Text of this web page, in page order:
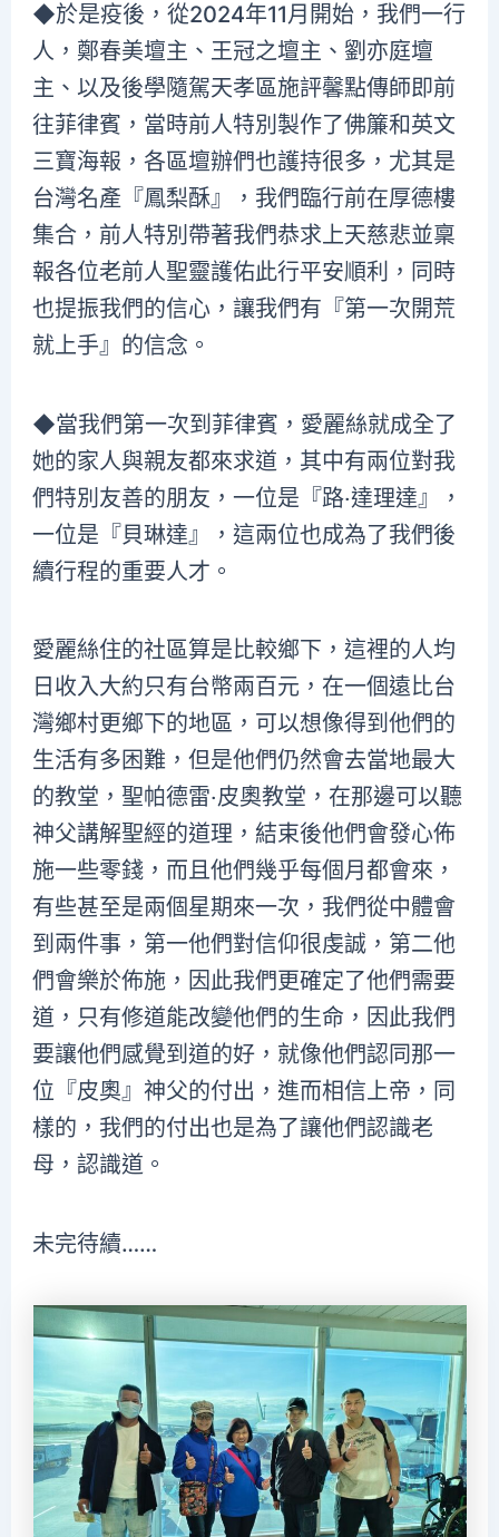
◆於是疫後，從2024年11月開始，我們一行
人，鄭春美壇主、王冠之壇主、劉亦庭壇
主、以及後學隨駕天孝區施評馨點傳師即前
往菲律賓，當時前人特別製作了佛簾和英文
三寶海報，各區壇辦們也護持很多，尤其是
台灣名產『鳳梨酥』，我們臨行前在厚德樓
集合，前人特別帶著我們恭求上天慈悲並稟
報各位老前人聖靈護佑此行平安順利，同時
也提振我們的信心，讓我們有『第一次開荒
就上手』的信念。
◆當我們第一次到菲律賓，愛麗絲就成全了
她的家人與親友都來求道，其中有兩位對我
們特別友善的朋友，一位是『路‧達理達』，
一位是『貝琳達』，這兩位也成為了我們後
續行程的重要人才。
愛麗絲住的社區算是比較鄉下，這裡的人均
日收入大約只有台幣兩百元，在一個遠比台
灣鄉村更鄉下的地區，可以想像得到他們的
生活有多困難，但是他們仍然會去當地最大
的教堂，聖帕德雷‧皮奧教堂，在那邊可以聽
神父講解聖經的道理，結束後他們會發心佈
施一些零錢，而且他們幾乎每個月都會來，
有些甚至是兩個星期來一次，我們從中體會
到兩件事，第一他們對信仰很虔誠，第二他
們會樂於佈施，因此我們更確定了他們需要
道，只有修道能改變他們的生命，因此我們
要讓他們感覺到道的好，就像他們認同那一
位『皮奧』神父的付出，進而相信上帝，同
樣的，我們的付出也是為了讓他們認識老
母，認識道。
未完待續……